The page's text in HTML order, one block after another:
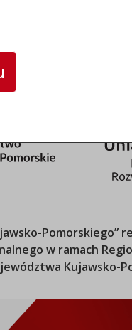
Pomorskiego”
w ramach
Kujawsko-